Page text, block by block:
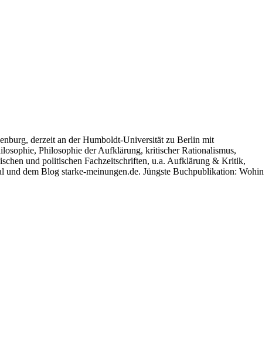
derzeit an der Humboldt-Universität zu Berlin mit
Philosophie der Aufklärung, kritischer Rationalismus,
und politischen Fachzeitschriften, u.a. Aufklärung & Kritik,
dem Blog starke-meinungen.de. Jüngste Buchpublikation: Wohin